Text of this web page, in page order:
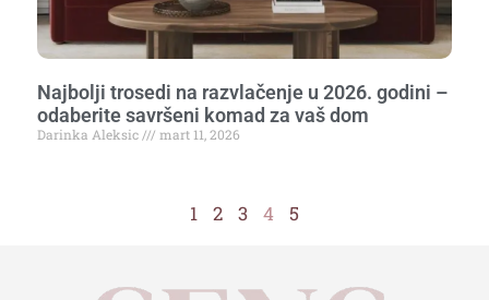
Najbolji trosedi na razvlačenje u 2026. godini –
odaberite savršeni komad za vaš dom
Darinka Aleksic mart 11, 2026
1 2 3 4 5